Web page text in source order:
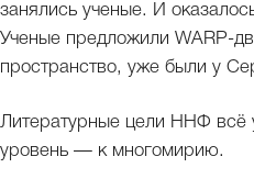
занялись ученые. И
Ученые предложили WARP-
пространство, уже были у
Литературные цели ННФ всё
уровень — к многомирию.